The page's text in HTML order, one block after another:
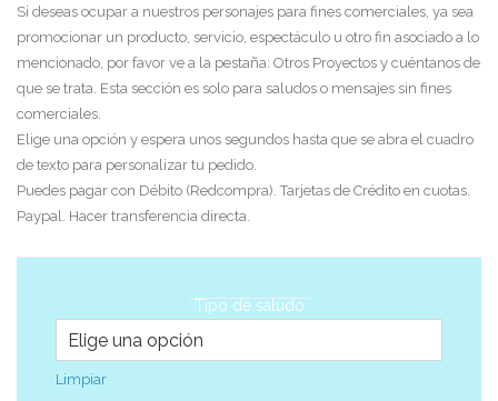
Si deseas ocupar a nuestros personajes para fines comerciales, ya sea
promocionar un producto, servicio, espectáculo u otro fin asociado a lo
mencionado, por favor ve a la pestaña: Otros Proyectos y cuéntanos de
que se trata. Esta sección es solo para saludos o mensajes sin fines
comerciales.
Elige una opción y espera unos segundos hasta que se abra el cuadro
de texto para personalizar tu pedido.
Puedes pagar con Débito (Redcompra). Tarjetas de Crédito en cuotas.
Paypal. Hacer transferencia directa.
Tipo de saludo
Limpiar